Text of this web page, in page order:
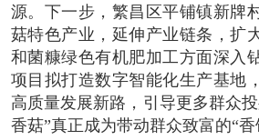
源。下一步，繁昌区平铺镇新牌
菇特色产业，延伸产业链条，扩
和菌糠绿色有机肥加工方面深入
项目拟打造数字智能化生产基地
高质量发展新路，引导更多群众
香菇”真正成为带动群众致富的“香